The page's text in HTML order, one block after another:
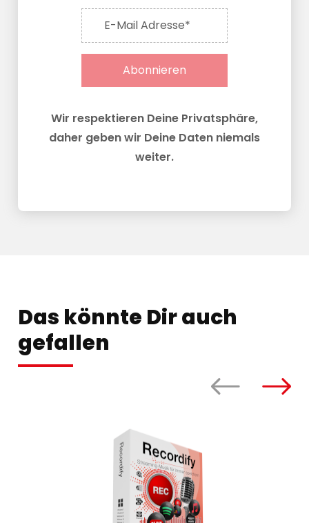
E-Mail Adresse*
Abonnieren
Wir respektieren Deine Privatsphäre,
daher geben wir Deine Daten niemals
weiter.
Das könnte Dir auch
gefallen